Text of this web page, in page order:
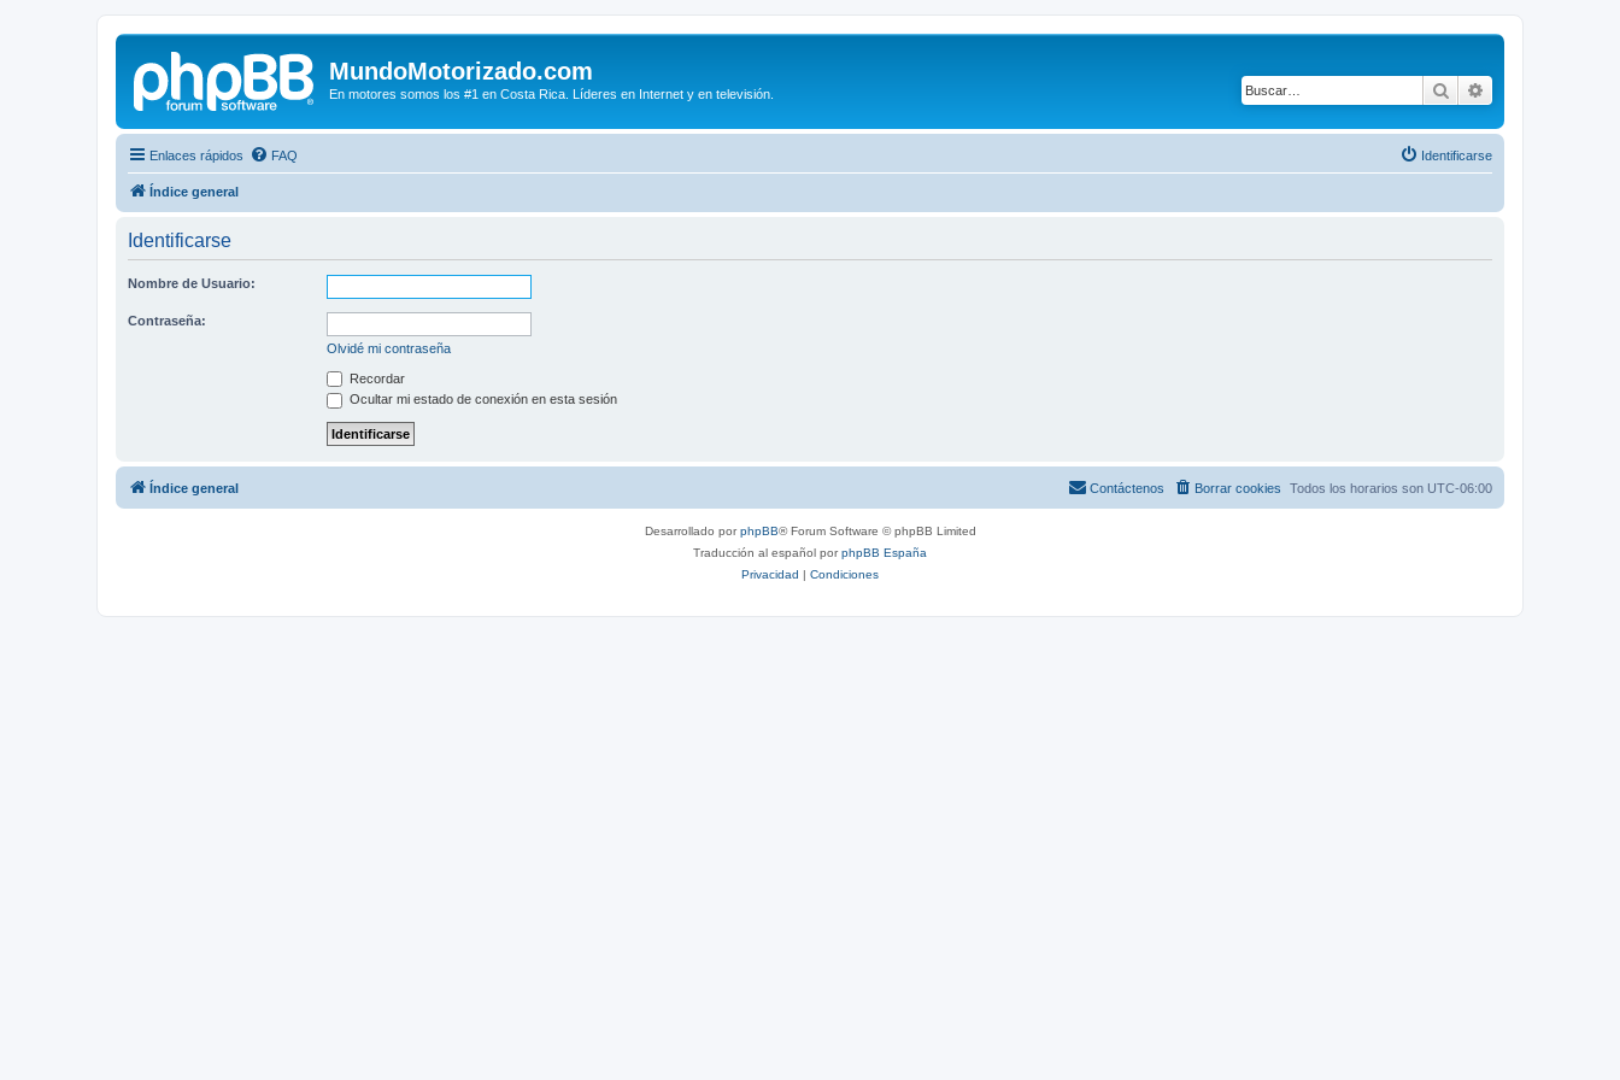
MundoMotorizado.com
En motores somos los #1 en Costa Rica. Líderes en Internet y en televisión. Buscar
Enlaces rápidos FAQ Identificarse
Índice general
Identificarse
Nombre de Usuario:
Contraseña:
Olvidé mi contraseña
Recordar
Ocultar mi estado de conexión en esta sesión
Índice general Todos los horarios son UTC-06:00
Borrar cookies
Contáctenos
Desarrollado porphpBB® Forum Software © phpBB Limited
Traducción al español porphpBB España
Privacidad | Condiciones